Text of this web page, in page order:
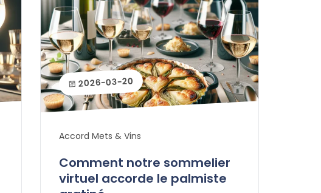
2026-03-20
Accord Mets & Vins
Comment notre sommelier
virtuel accorde le palmiste